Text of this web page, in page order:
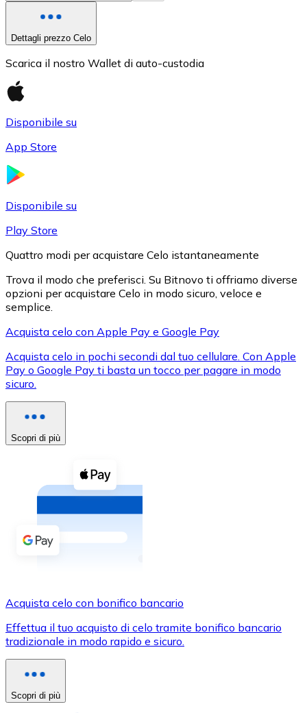
XRP
XRP
Vedi tutto
Buoni cripto
Acquista criptovalute in contanti e altri mezzi di
Acquista con contanti
Bonifico SEPA
Usa le carte Visa e Mastercard per acquistare
Acquista con carta
Dettagli prezzo Celo
Scarica il nostro Wallet di auto-custodia
Disponibile su
App Store
Disponibile su
Play Store
Quattro modi per acquistare Celo istantaneamente
Trova il modo che preferisci. Su Bitnovo ti offriamo diverse
opzioni per acquistare Celo in modo sicuro, veloce e
semplice.
Acquista celo con Apple Pay e Google Pay
Acquista celo in pochi secondi dal tuo cellulare. Con Apple
Pay o Google Pay ti basta un tocco per pagare in modo
sicuro.
Scopri di più
Acquista celo con bonifico bancario
Effettua il tuo acquisto di celo tramite bonifico bancario
tradizionale in modo rapido e sicuro.
Scopri di più